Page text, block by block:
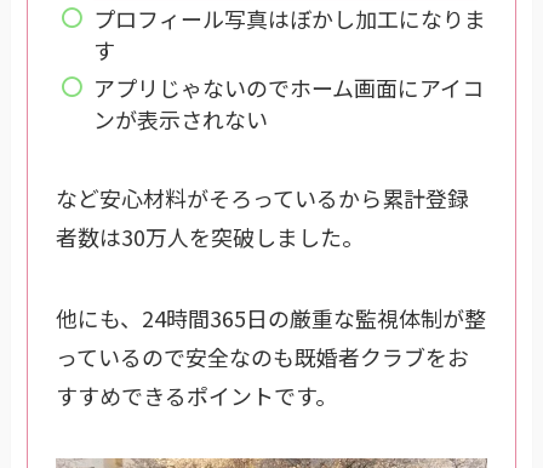
プロフィール写真はぼかし加工になりま
す
アプリじゃないのでホーム画面にアイコ
ンが表示されない
など安心材料がそろっているから累計登録
者数は30万人を突破しました。
他にも、24時間365日の厳重な監視体制が整
っているので安全なのも既婚者クラブをお
すすめできるポイントです。